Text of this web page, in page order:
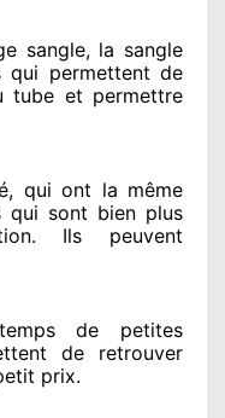
sangle, la sangle
qui permettent de
tube et permettre
, qui ont la même
qui sont bien plus
Ils peuvent
de petites
de retrouver
prix.